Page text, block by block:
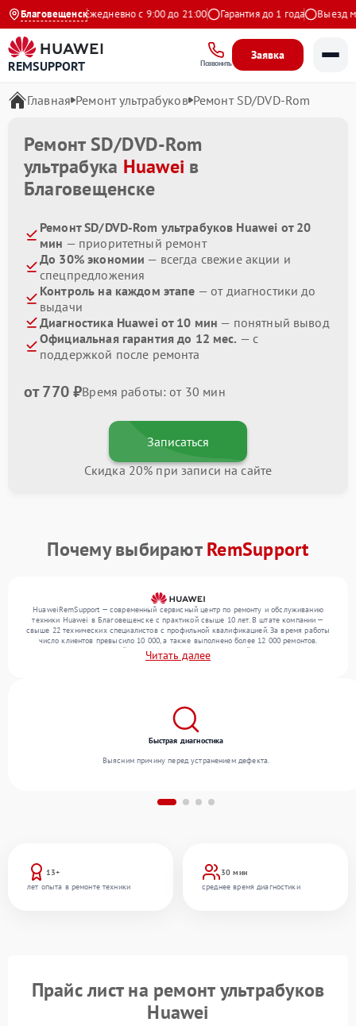
Благовещенск
на Яндекс Ежедневно с 9:00 до 21:00 Гарантия до 1 года Выезд
REMSUPPORT Позвонить
Заявка
Главная Ремонт ультрабуков Ремонт SD/DVD-Rom
Ремонт SD/DVD-Rom
ультрабука Huawei в
Благовещенске
Ремонт SD/DVD-Rom ультрабуков Huawei от 20
мин — приоритетный ремонт
До 30% экономии — всегда свежие акции и
спецпредложения
Контроль на каждом этапе — от диагностики до
выдачи
Диагностика Huawei от 10 мин — понятный вывод
Официальная гарантия до 12 мес. — с
поддержкой после ремонта
от 770 ₽Время работы: от 30 мин
Записаться
Скидка 20% при записи на сайте
Почему выбираютRemSupport
HuaweiRemSupport — современный сервисный центр по ремонту и обслуживанию
техники Huawei в Благовещенске с практикой свыше 10 лет. В штате компании —
свыше 22 технических специалистов с профильной квалификацией. За время работы
число клиентов превысило 10 000, а также выполнено более 12 000 ремонтов.
Ежемесячно в сервисный центр поступает более 300 устройств, включая , , . Мы
устраняем поломки любой сложности и обеспечиваем надежный результат благодаря
Читать далее
13+
лет опыта в ремонте техники
30 мин
среднее время диагностики
Быстрая диагностика
Выясним причину перед устранением дефекта.
Прайс лист на ремонт ультрабуков
Huawei